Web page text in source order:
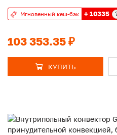
103 353.35 ₽
Мгновенный кеш-бэк + 10335
КУПИТЬ